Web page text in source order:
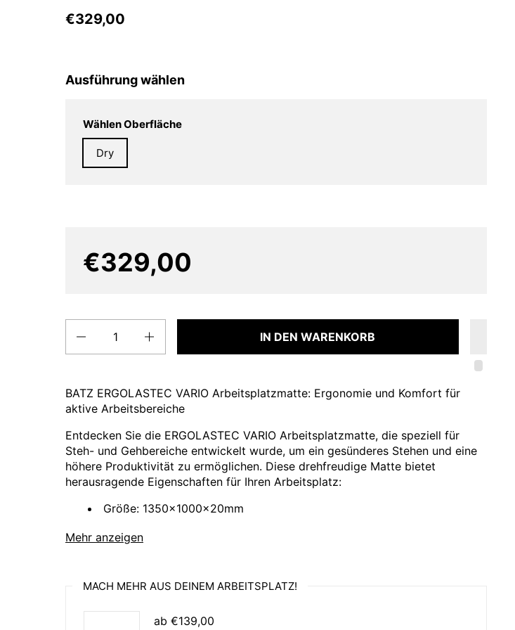
€329,00
Ausführung wählen
Wählen Oberfläche
Dry
€329,00
IN DEN WARENKORB
Mehr anzeigen
BATZ ERGOLASTEC VARIO Arbeitsplatzmatte: Ergonomie und Komfort für
aktive Arbeitsbereiche
Entdecken Sie die ERGOLASTEC VARIO Arbeitsplatzmatte, die speziell für
Steh- und Gehbereiche entwickelt wurde, um ein gesünderes Stehen und eine
höhere Produktivität zu ermöglichen. Diese drehfreudige Matte bietet
herausragende Eigenschaften für Ihren Arbeitsplatz:
Größe: 1350x1000x20mm
Rutschfest, ergonomisch und stoßdämpfend
Vorteile und unterstützt die Rückengesundheit.
MACH MEHR AUS DEINEM ARBEITSPLATZ!
ab €139,00